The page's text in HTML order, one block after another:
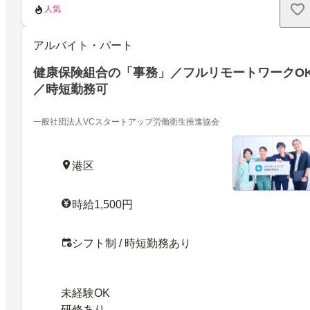
人気
アルバイト・パート
健康保険組合の「事務」／フルリモートワーク
／時短勤務可
一般社団法人VCスタートアップ労働衛生推進協会
港区
時給1,500円
シフト制 / 時短勤務あり
未経験OK